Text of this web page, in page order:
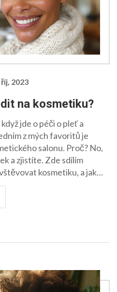
říj, 2023
na kosmetiku?
jde o péči o pleť a
z mých favoritů je
salonu. Proč? No,
a zjistíte. Zde sdílím
kosmetiku, a jak
pro naši pokožku a